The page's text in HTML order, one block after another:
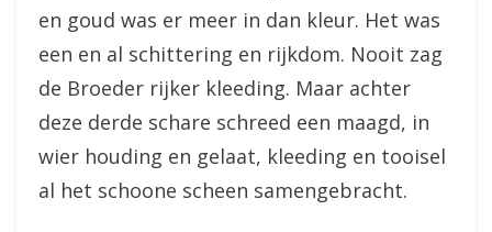
en goud was er meer in dan kleur. Het was
een en al schittering en rijkdom. Nooit zag
de Broeder rijker kleeding. Maar achter
deze derde schare schreed een maagd, in
wier houding en gelaat, kleeding en tooisel
al het schoone scheen samengebracht.